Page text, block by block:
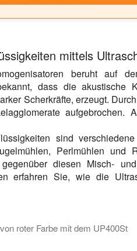
mittels
beruht auf
dass die akustische
Scherkräfte, erzeugt.
aufgebrochen.
sind
Perlmühlen und
diesen Misch-
erfahren Sie, wie die
roter Farbe mit dem UP400St
von roter Farbe unter